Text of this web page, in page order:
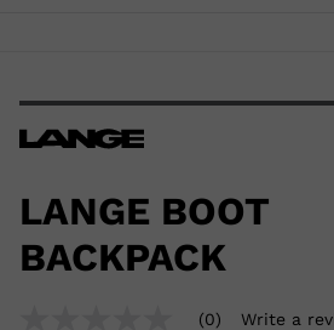
LANGE BOOT
BACKPACK
Um ein Produkt zur Wunschliste
(0) Write a